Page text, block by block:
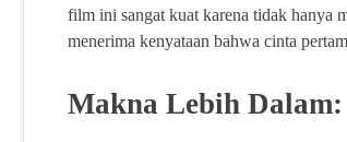
film ini sangat kuat karena tidak hanya
menerima kenyataan bahwa cinta
Makna Lebih